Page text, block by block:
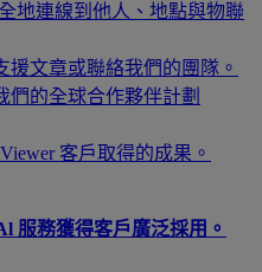
地連線到他人、地點與物聯
援文章或聯絡我們的團隊。
們的全球合作夥伴計劃
客戶取得的成果。
服務獲得客戶廣泛採用。